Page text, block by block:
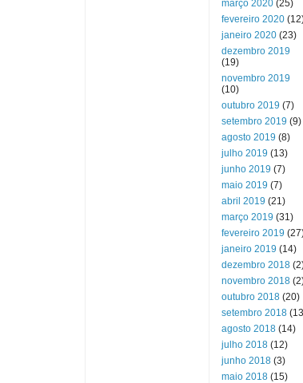
março 2020 (25)
fevereiro 2020
janeiro 2020 (23)
dezembro 2019
(19)
novembro 2019
(10)
outubro 2019 (7)
setembro 2019 (9)
agosto 2019 (8)
julho 2019 (13)
junho 2019 (7)
maio 2019 (7)
abril 2019 (21)
março 2019 (31)
fevereiro 2019
janeiro 2019 (14)
dezembro 2018
novembro 2018
outubro 2018 (20)
setembro 2018
agosto 2018 (14)
julho 2018 (12)
junho 2018 (3)
maio 2018 (15)